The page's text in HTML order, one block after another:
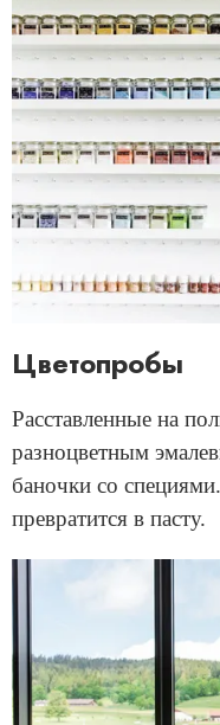
Цветопробы
Расставленные на
разноцветным
баночки со
превратится в пасту.